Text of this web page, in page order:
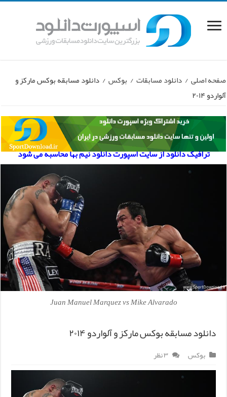
صفحه اصلی / دانلود مسابقات / بوکس / دانلود مسابقه بوکس مارکز و
آلواردو ۲۰۱۴
ترافیک دانلود از سایت اسپورت دانلود نیم بها محاسبه می شود
Juan Manuel Marquez vs Mike Alvarado
دانلود مسابقه بوکس مارکز و آلواردو ۲۰۱۴
بوکس ۳ نظر